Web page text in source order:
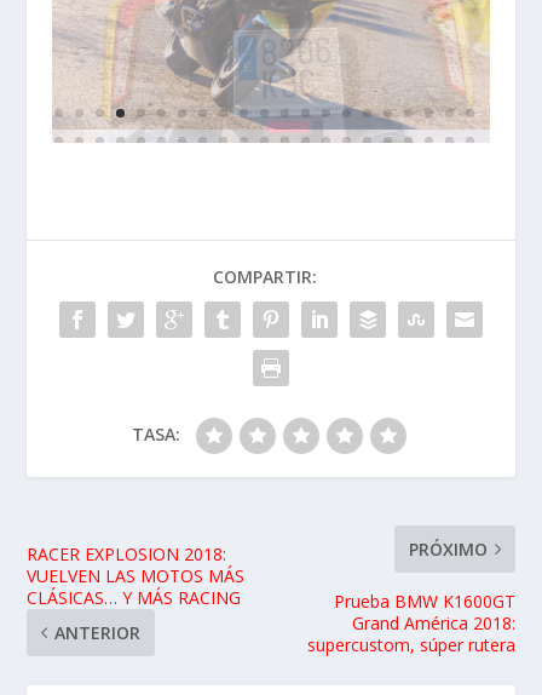
COMPARTIR:
TASA:
RACER EXPLOSION 2018:
VUELVEN LAS MOTOS MÁS
CLÁSICAS… Y MÁS RACING
ANTERIOR
PRÓXIMO
Prueba BMW K1600GT
Grand América 2018:
supercustom, súper rutera